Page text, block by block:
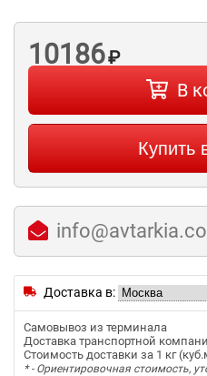
10186₽
В
Купить
Доставка в:
Самовывоз из терминала
Доставка транспортной
Стоимость доставки за 1 кг
* - Ориентировочная стоимость,